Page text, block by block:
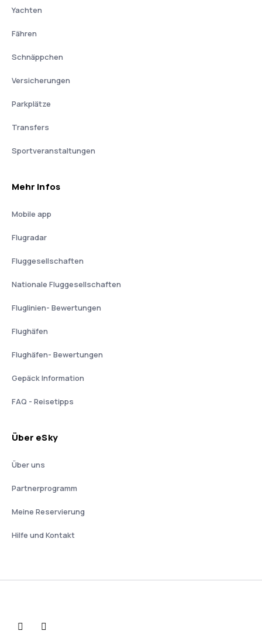
Yachten
Fähren
Schnäppchen
Versicherungen
Parkplätze
Transfers
Sportveranstaltungen
Mehr Infos
Mobile app
Flugradar
Fluggesellschaften
Nationale Fluggesellschaften
Fluglinien- Bewertungen
Flughäfen
Flughäfen- Bewertungen
Gepäck Information
FAQ - Reisetipps
Über eSky
Über uns
Partnerprogramm
Meine Reservierung
Hilfe und Kontakt